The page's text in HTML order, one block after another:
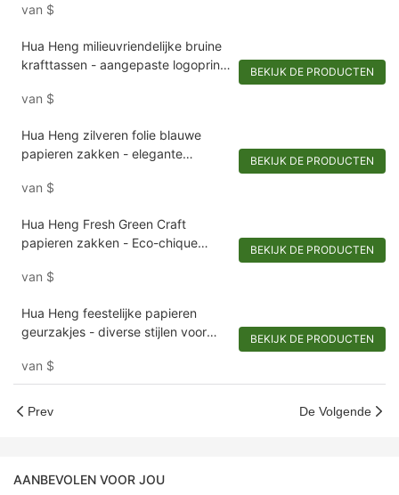
van $
Hua Heng milieuvriendelijke bruine
krafttassen - aangepaste logoprint
van $
BEKIJK DE PRODUCTEN
Hua Heng zilveren folie blauwe
papieren zakken - elegante
verfijnde herenkleding
van $
BEKIJK DE PRODUCTEN
Hua Heng Fresh Green Craft
papieren zakken - Eco-chique
zeep en ambachtelijke goederen
van $
BEKIJK DE PRODUCTEN
Hua Heng feestelijke papieren
geurzakjes - diverse stijlen voor
van $
BEKIJK DE PRODUCTEN
Prev De Volgende
AANBEVOLEN VOOR JOU